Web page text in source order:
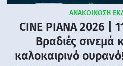
ΑΝΑΚΟΙΝΩΣΗ
CINE PIANA 2026 |
Βραδιές σινεμά
καλοκαιρινό